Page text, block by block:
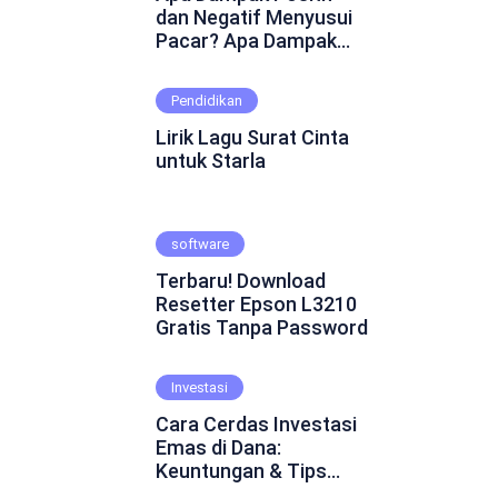
dan Negatif Menyusui
Pacar? Apa Dampak
Menyusui Pacar?
Mungkin ini adalah
pertanyaan yang
muncul dalam
fenomena yang cukup
kontroversial dalam
hubungan asmara.
Beberapa orang
percaya bahwa
menyusui pacar dapat
emosional dan
menghadirkan
keintiman yang lebih
dalam. Namun, ada juga
yang skeptis dan
Pendidikan
Lirik Lagu Surat Cinta
untuk Starla
software
Terbaru! Download
Resetter Epson L3210
Gratis Tanpa Password
Investasi
Cara Cerdas Investasi
Emas di Dana:
Keuntungan & Tips